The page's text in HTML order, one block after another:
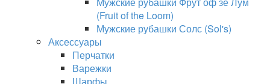
(Fruit of the Loom)
Мужские рубашки Солс (Sol's)
Аксессуары
Перчатки
Варежки